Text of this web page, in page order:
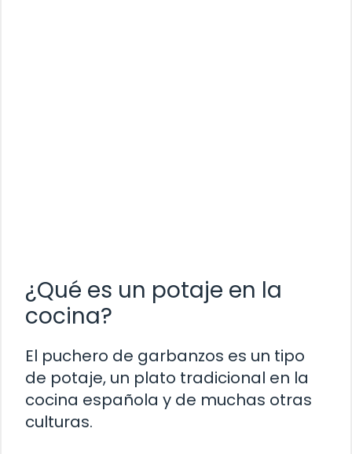
¿Qué es un potaje en la
cocina?
El puchero de garbanzos es un tipo
de potaje, un plato tradicional en la
cocina española y de muchas otras
culturas.